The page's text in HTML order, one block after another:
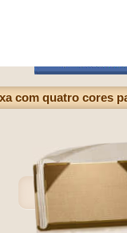
com quatro cores